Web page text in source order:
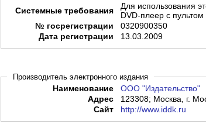
Системные требования
Для использования
DVD-плеер с
№ госрегистрации
0320900350
Дата регистрации
13.03.2009
Производитель электронного издания
Наименование
ООО "Издательство"
Адрес
123308; Москва, г.
Сайт
http://www.iddk.ru